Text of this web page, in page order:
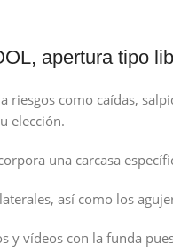
apertura tipo
riesgos como caídas,
elección.
una carcasa
así como los
y vídeos con la funda